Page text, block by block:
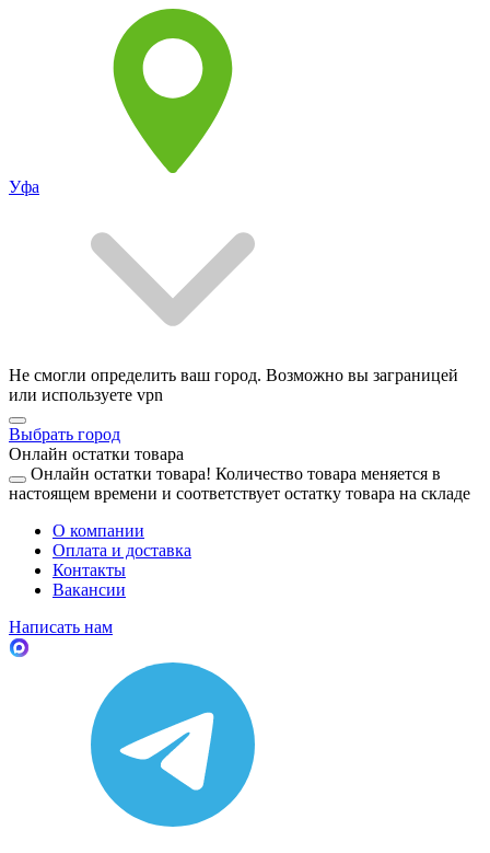
Уфа
Не смогли определить ваш город. Возможно вы заграницей
или используете vpn
Выбрать город
Онлайн остатки товара
Онлайн остатки товара! Количество товара меняется в
настоящем времени и соответствует остатку товара на складе
О компании
Оплата и доставка
Контакты
Вакансии
Написать нам